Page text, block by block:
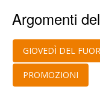
Argomenti
GIOVEDÌ DEL
PROMOZIONI